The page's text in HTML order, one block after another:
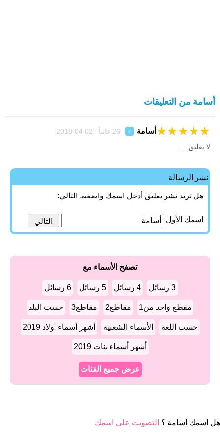
أسامة من التعليقات
أسامة ♂ ★
★
★
★
★
لا تعليق.....
نشر الرسالة
هل تريد نشر تعليق أدخل اسمك واضغط التالي:
اسمك الأول:
تصفح الأسماء مع
3 رسائل 4 رسائل 5 رسائل 6 رسائل
مقطع واحد من1 مقاطع2 مقاطع3 حسب البلد
حسب اللغة الأسماء الشعبية أشهر أسماء أولاد 2019
أشهر أسماء بنات 2019
عرض جميع الفئات
هل اسمك أسامة ؟ التصويت على اسمك